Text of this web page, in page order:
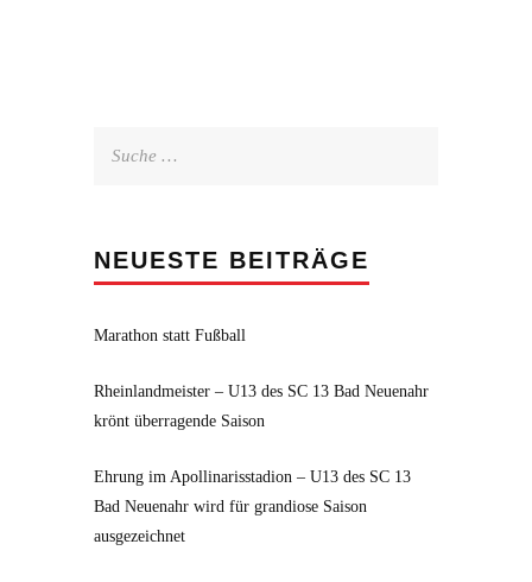
NEUESTE BEITRÄGE
Marathon statt Fußball
Rheinlandmeister – U13 des SC 13 Bad Neuenahr
krönt überragende Saison
Ehrung im Apollinarisstadion – U13 des SC 13
Bad Neuenahr wird für grandiose Saison
ausgezeichnet